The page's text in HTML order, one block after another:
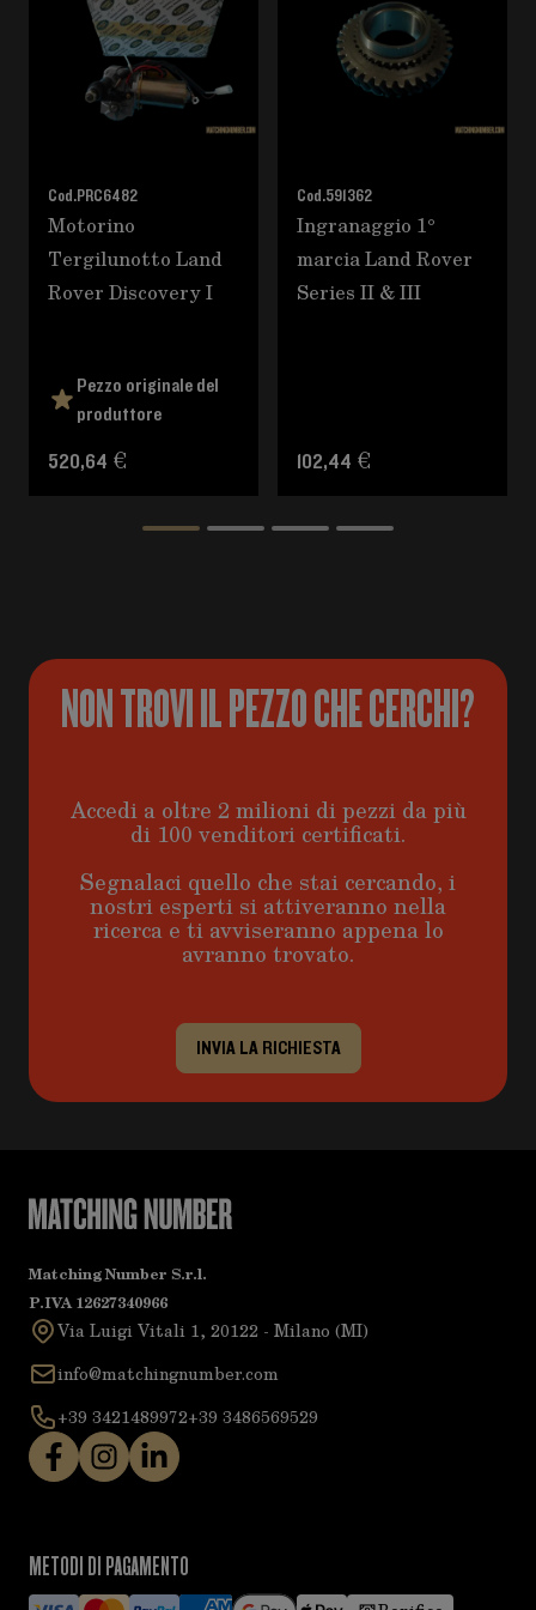
Cod.PRC6482
Motorino
Tergilunotto Land
Rover Discovery I
Pezzo originale del
produttore
520,64 €
Cod.591362
Ingranaggio 1°
marcia Land Rover
Series II & III
102,44 €
NON TROVI IL PEZZO CHE CERCHI?
Accedi a oltre 2 milioni di pezzi da più
di 100 venditori certificati.
Segnalaci quello che stai cercando, i
nostri esperti si attiveranno nella
ricerca e ti avviseranno appena lo
avranno trovato.
INVIA LA RICHIESTA
Matching Number S.r.l.
P.IVA 12627340966
Via Luigi Vitali 1, 20122 - Milano (MI)
info@matchingnumber.com
+39 3421489972+39 3486569529
METODI DI PAGAMENTO